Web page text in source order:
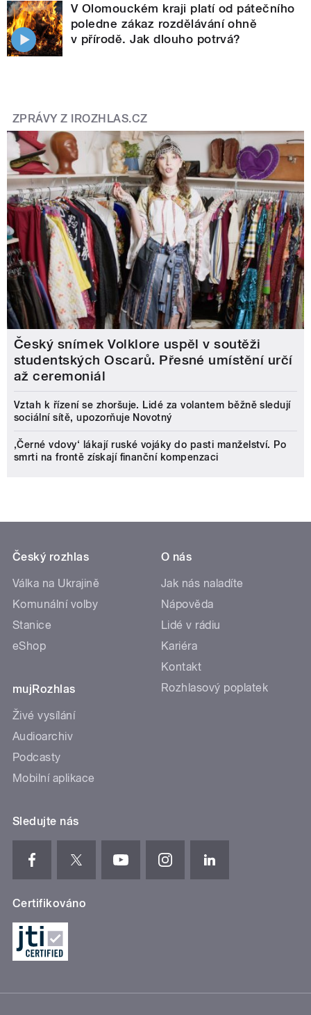
V Olomouckém kraji platí od pátečního
poledne zákaz rozdělávání ohně
v přírodě. Jak dlouho potrvá?
ZPRÁVY Z IROZHLAS.CZ
Český snímek Volklore uspěl v soutěži
studentských Oscarů. Přesné umístění určí
až ceremoniál
Vztah k řízení se zhoršuje. Lidé za volantem běžně sledují
sociální sítě, upozorňuje Novotný
‚Černé vdovy‘ lákají ruské vojáky do pasti manželství. Po
smrti na frontě získají finanční kompenzaci
Český rozhlas
Válka na Ukrajině
Komunální volby
Stanice
eShop
mujRozhlas
Živé vysílání
Audioarchiv
Podcasty
Mobilní aplikace
O nás
Jak nás naladíte
Nápověda
Lidé v rádiu
Kariéra
Kontakt
Rozhlasový poplatek
Sledujte nás
Certifikováno